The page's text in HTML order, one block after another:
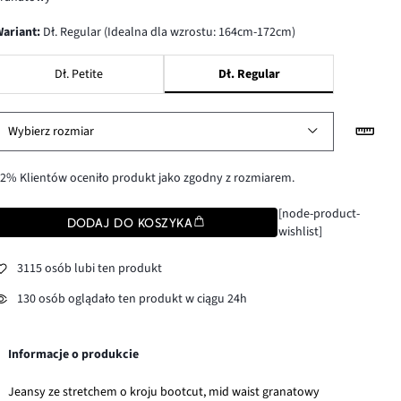
wariant: Dł. Regular (Idealna dla wzrostu: 164cm-172cm)
Dł. Petite Dł. Regular
Wybierz rozmiar
Klientów oceniło produkt jako zgodny z rozmiarem.
DODAJ DO KOSZYKA
[node-product-
wishlist]
3115 osób lubi ten produkt
130 osób oglądało ten produkt w ciągu 24h
Informacje o produkcie
Jeansy ze stretchem o kroju bootcut, mid waist granatowy